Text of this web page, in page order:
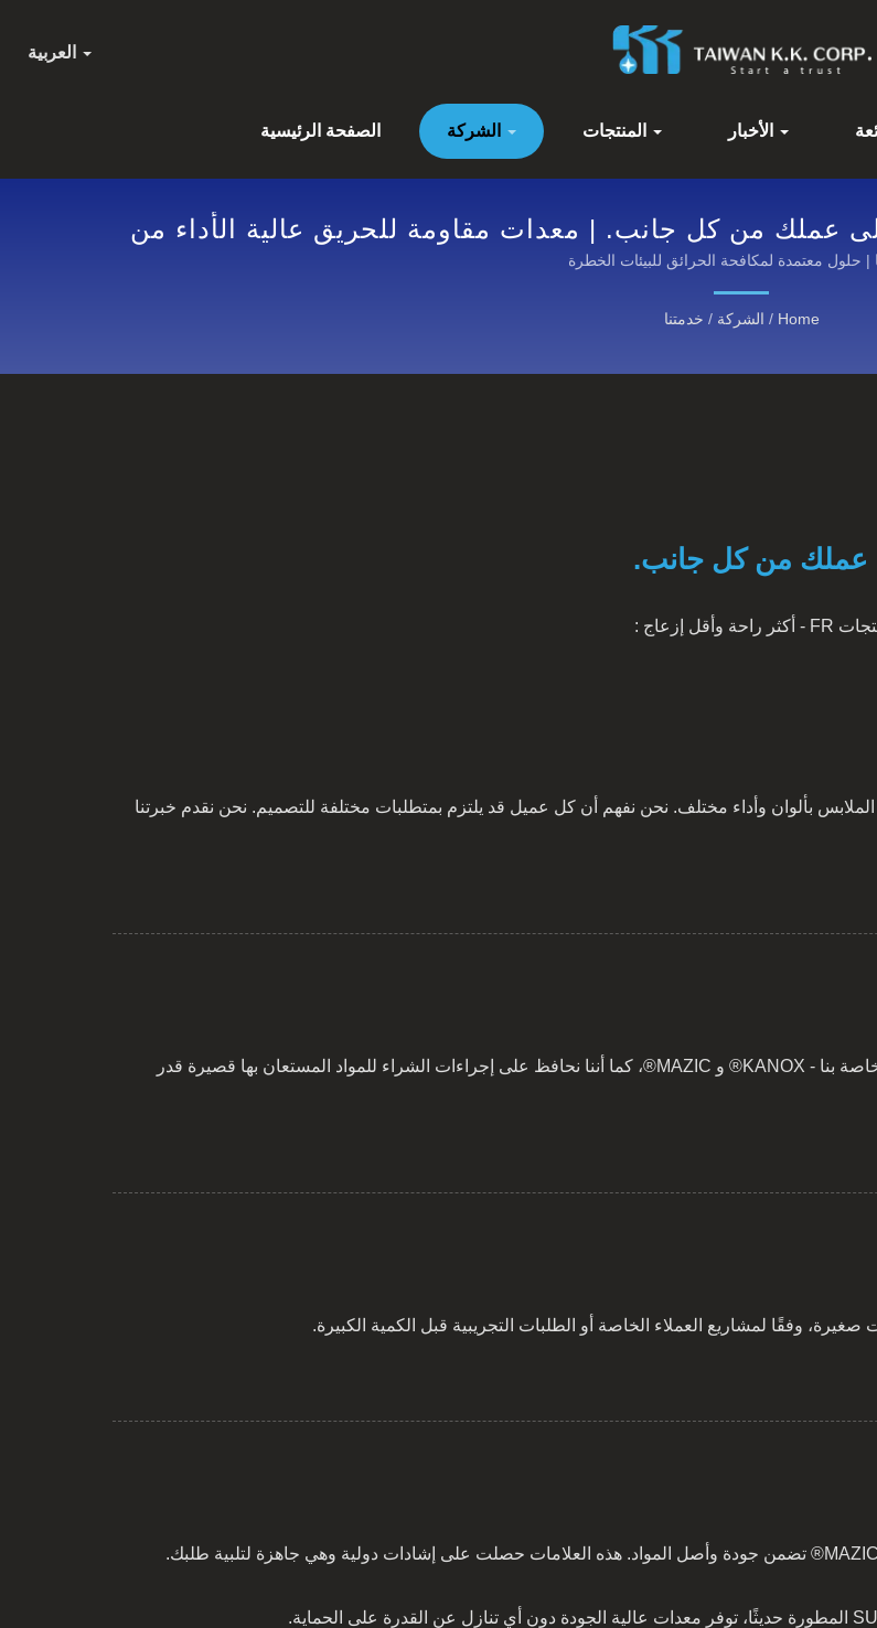
الصفحة الرئيسية
عملك من كل جانب. | معدات مقاومة للحريق عالية الأداء من
اكتشف فئاتنا
| حلول معتمدة لمكافحة الحرائق للبيئات الخطرة
Home
/ الشركة / خدمتنا
عملك من كل جانب.
بألوان وأداء مختلف. نحن نفهم أن كل عميل قد يلتزم بمتطلبات مختلفة للتصميم. نحن نقدم خبرتنا
وقت قصير لإنتاج العينات باستخدام الأقمشة الخاصة بنا - KANOX® و MAZIC®، كما أننا نحافظ على إجراءات الشراء للمواد المستعان بها قصيرة قدر
وفقًا لمشاريع العملاء الخاصة أو الطلبات التجريبية قبل الكمية الكبيرة.